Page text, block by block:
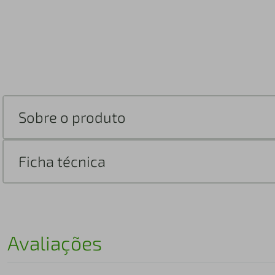
Sobre o produto
Ficha técnica
Avaliações